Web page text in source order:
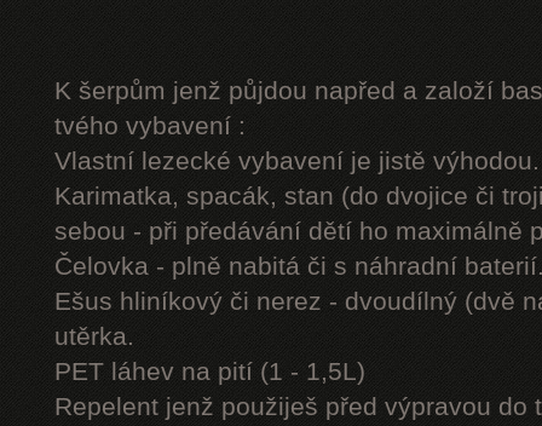
K šerpům jenž půjdou napřed a založí
tvého vybavení :
Vlastní lezecké vybavení je jistě výhodou.
Karimatka, spacák, stan (do dvojice či
sebou - při předávání dětí ho maximálně
Čelovka - plně nabitá či s náhradní
Ešus hliníkový či nerez - dvoudílný (dvě
utěrka.
PET láhev na pití (1 - 1,5L)
Repelent jenž použiješ před výpravou do